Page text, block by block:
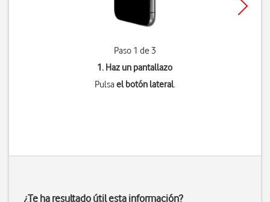
Paso 1 de 3
1. Haz un pantallazo
Pulsael botón lateral.
¿Te ha resultado útil esta información?